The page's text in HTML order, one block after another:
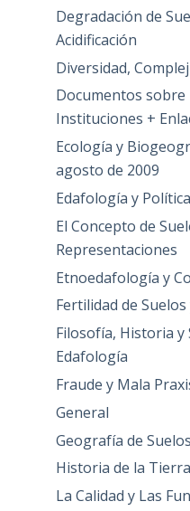
Degradación de
Acidificación
Diversidad,
Documentos sobre
Instituciones +
Ecología y
agosto de 2009
Edafología y Política
El Concepto de
Representaciones
Etnoedafología y
Fertilidad de
Filosofía, Historia y
Edafología
Fraude y Mala
General
Geografía de
Historia de la
La Calidad y Las